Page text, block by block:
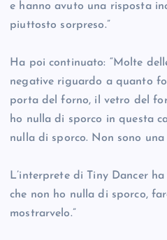
e hanno avuto una risposta
piuttosto sorpreso.”
Ha poi continuato: “Molte
negative riguardo a quanto
porta del forno, il vetro del
ho nulla di sporco in questa
nulla di sporco. Non sono una
L’interprete di Tiny Dancer
che non ho nulla di sporco,
mostrarvelo.”